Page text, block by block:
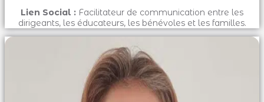
Lien Social : Facilitateur de communication entre les
dirigeants, les éducateurs, les bénévoles et les familles.